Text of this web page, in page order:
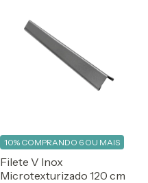
Filete V Inox
Microtexturizado 120 cm
10% COMPRANDO 6 OU MAIS